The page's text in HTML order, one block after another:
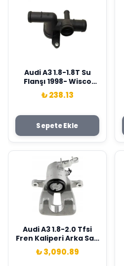
Audi A3 1.8-1.8T Su
Flanşı 1998- Wisco
Marka 06A121133J
₺ 238.13
Sepete Ekle
Audi A3 1.8-2.0 Tfsi
Fren Kaliperi Arka Sağ
2004-2012 Wisco
Marka 1K0615424B
₺ 3,090.89